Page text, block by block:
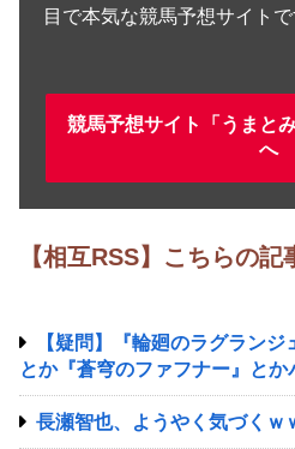
目で本気な競馬予想サイトで
競馬予想サイト「うまと
へ
【相互RSS】こちらの記
【疑問】『輪廻のラグランジ
とか『蒼穹のファフナー』と
のアニメあるじゃん？
長瀬智也、ようやく気づくｗ